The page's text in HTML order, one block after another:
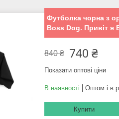
Футболка чорна з
Boss Dog. Привіт я
840 ₴ 740 ₴
Показати оптові ціни
В наявності Оптом і в
Купити